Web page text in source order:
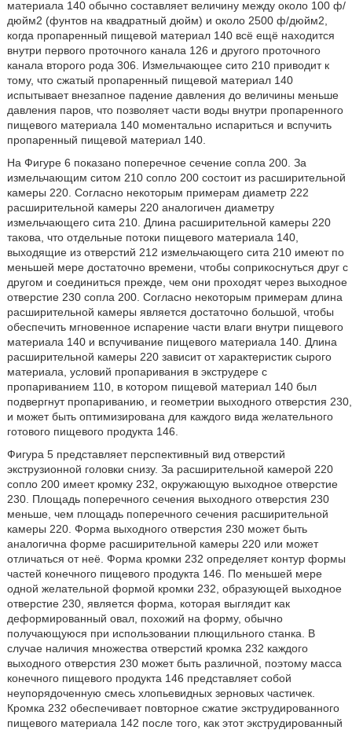
материала 140 обычно составляет величину между около 100 ф/
дюйм2 (фунтов на квадратный дюйм) и около 2500 ф/дюйм2,
когда пропаренный пищевой материал 140 всё ещё находится
внутри первого проточного канала 126 и другого проточного
канала второго рода 306. Измельчающее сито 210 приводит к
тому, что сжатый пропаренный пищевой материал 140
испытывает внезапное падение давления до величины меньше
давления паров, что позволяет части воды внутри пропаренного
пищевого материала 140 моментально испариться и вспучить
пропаренный пищевой материал 140.
На Фигуре 6 показано поперечное сечение сопла 200. За
измельчающим ситом 210 сопло 200 состоит из расширительной
камеры 220. Согласно некоторым примерам диаметр 222
расширительной камеры 220 аналогичен диаметру
измельчающего сита 210. Длина расширительной камеры 220
такова, что отдельные потоки пищевого материала 140,
выходящие из отверстий 212 измельчающего сита 210 имеют по
меньшей мере достаточно времени, чтобы соприкоснуться друг с
другом и соединиться прежде, чем они проходят через выходное
отверстие 230 сопла 200. Согласно некоторым примерам длина
расширительной камеры является достаточно большой, чтобы
обеспечить мгновенное испарение части влаги внутри пищевого
материала 140 и вспучивание пищевого материала 140. Длина
расширительной камеры 220 зависит от характеристик сырого
материала, условий пропаривания в экструдере с
пропариванием 110, в котором пищевой материал 140 был
подвергнут пропариванию, и геометрии выходного отверстия 230,
и может быть оптимизирована для каждого вида желательного
готового пищевого продукта 146.
Фигура 5 представляет перспективный вид отверстий
экструзионной головки снизу. За расширительной камерой 220
сопло 200 имеет кромку 232, окружающую выходное отверстие
230. Площадь поперечного сечения выходного отверстия 230
меньше, чем площадь поперечного сечения расширительной
камеры 220. Форма выходного отверстия 230 может быть
аналогична форме расширительной камеры 220 или может
отличаться от неё. Форма кромки 232 определяет контур формы
частей конечного пищевого продукта 146. По меньшей мере
одной желательной формой кромки 232, образующей выходное
отверстие 230, является форма, которая выглядит как
деформированный овал, похожий на форму, обычно
получающуюся при использовании плющильного станка. В
случае наличия множества отверстий кромка 232 каждого
выходного отверстия 230 может быть различной, поэтому масса
конечного пищевого продукта 146 представляет собой
неупорядоченную смесь хлопьевидных зерновых частичек.
Кромка 232 обеспечивает повторное сжатие экструдированного
пищевого материала 142 после того, как этот экструдированный